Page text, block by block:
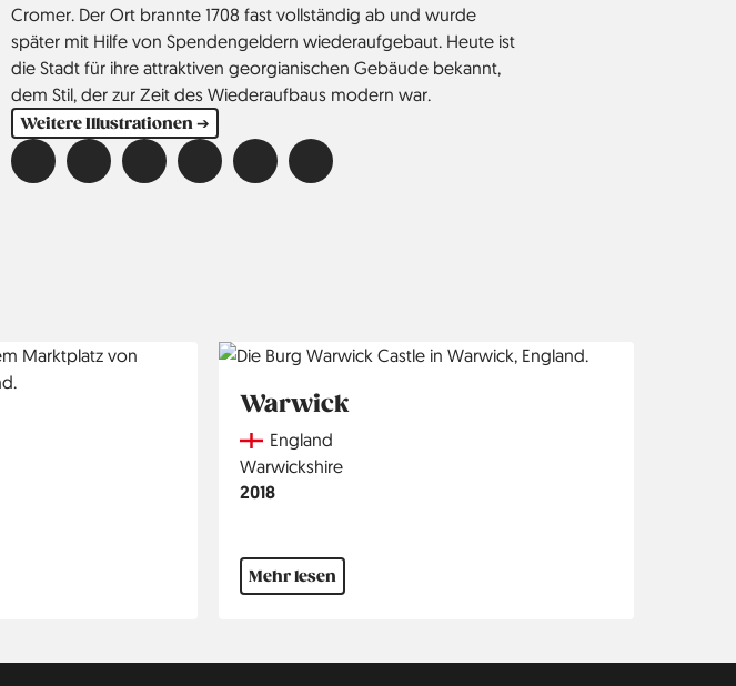
Cromer. Der Ort brannte 1708 fast vollständig ab und wurde
später mit Hilfe von Spendengeldern wiederaufgebaut. Heute ist
die Stadt für ihre attraktiven georgianischen Gebäude bekannt,
dem Stil, der zur Zeit des Wiederaufbaus modern war.
Weitere Illustrationen ➔
Warwick
CountryEngland
Region
Warwickshire
Jahr
2018
Mehr lesen